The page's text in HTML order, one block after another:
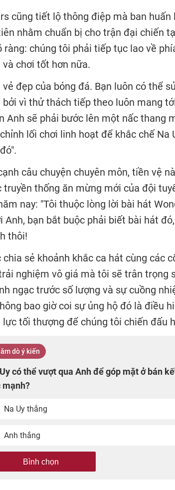
cũng tiết lộ thông điệp mà ban
nhằm chuẩn bị cho trận đại chiến
ràng: chúng tôi phải tiếp tục lao về
và chơi tốt hơn nữa.
đẹp của bóng đá. Bạn luôn có thể
bởi vì thử thách tiếp theo luôn mang
Anh sẽ phải bước lên một nấc thang
lối chơi linh hoạt để khắc chế Na
câu chuyện chuyên môn, tiền vệ
truyền thống ăn mừng mới của đội
nay: "Tôi thuộc lòng lời bài hát
Anh, bạn bắt buộc phải biết bài hát
thôi!
sẻ khoảnh khắc ca hát cùng các
nghiệm vô giá mà tôi sẽ trân trọng
ngạc trước số lượng và sự cuồng
bao giờ coi sự ủng hộ đó là điều
lực tối thượng để chúng tôi chiến đấu
dò ý kiến
có thể vượt qua Anh để góp mặt ở bán
mạnh?
Na Uy thắng
Anh thắng
Bình chọn